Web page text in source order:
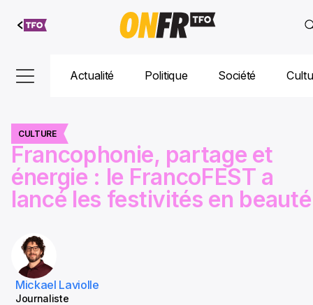
Aller au
contenu
Actualité Politique Société
CULTURE
Francophonie, partage et
énergie : le FrancoFEST a
lancé les festivités en beauté
Mickael Laviolle
Journaliste